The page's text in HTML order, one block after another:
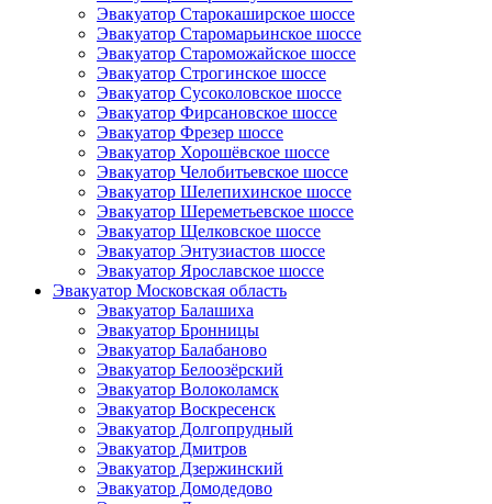
Эвакуатор Старокаширское шоссе
Эвакуатор Старомарьинское шоссе
Эвакуатор Староможайское шоссе
Эвакуатор Строгинское шоссе
Эвакуатор Сусоколовское шоссе
Эвакуатор Фирсановское шоссе
Эвакуатор Фрезер шоссе
Эвакуатор Хорошёвское шоссе
Эвакуатор Челобитьевское шоссе
Эвакуатор Шелепихинское шоссе
Эвакуатор Шереметьевское шоссе
Эвакуатор Щелковское шоссе
Эвакуатор Энтузиастов шоссе
Эвакуатор Ярославское шоссе
Эвакуатор Московская область
Эвакуатор Балашиха
Эвакуатор Бронницы
Эвакуатор Балабаново
Эвакуатор Белоозёрский
Эвакуатор Волоколамск
Эвакуатор Воскресенск
Эвакуатор Долгопрудный
Эвакуатор Дмитров
Эвакуатор Дзержинский
Эвакуатор Домодедово